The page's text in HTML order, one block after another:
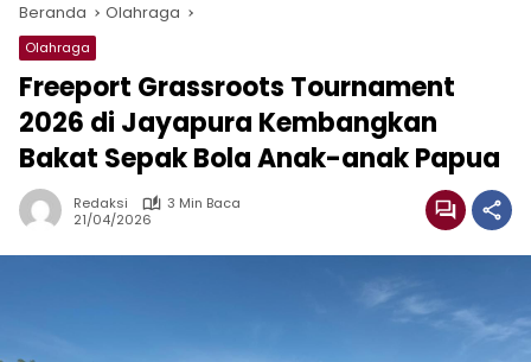
Beranda Olahraga
Olahraga
Freeport Grassroots Tournament
2026 di Jayapura Kembangkan
Bakat Sepak Bola Anak-anak Papua
Redaksi
3 Min Baca
21/04/2026